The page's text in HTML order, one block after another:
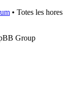
• Totes les hores
Group